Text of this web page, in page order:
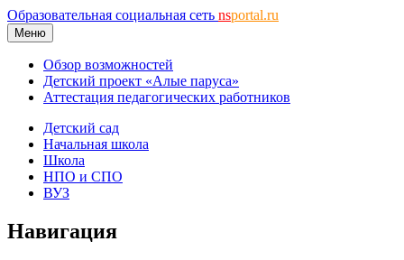
Образовательная социальная сеть nsportal.ru
Меню
Обзор возможностей
Детский проект «Алые паруса»
Аттестация педагогических работников
Детский сад
Начальная школа
Школа
НПО и СПО
ВУЗ
Навигация